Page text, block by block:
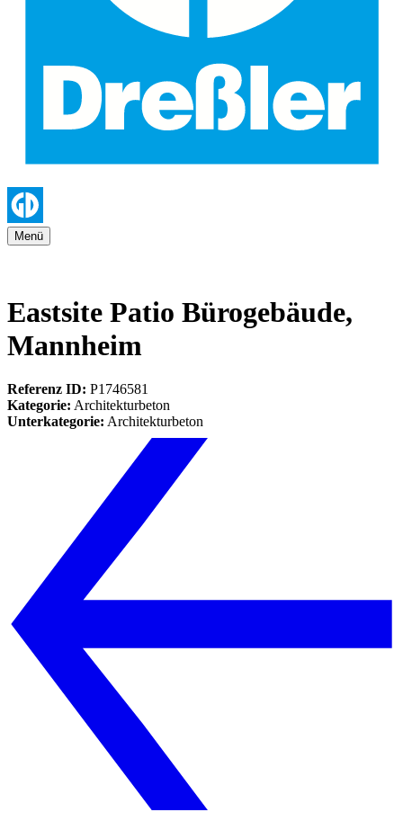
Menü
Eastsite Patio Bürogebäude,
Mannheim
Referenz ID: P1746581
Kategorie: Architekturbeton
Unterkategorie: Architekturbeton